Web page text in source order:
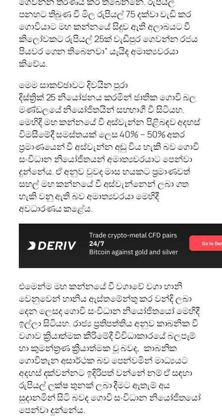
පනහට තිබුණ වී මිල රුපියල් 75 දක්වා වැඩි කර
ගොවියාට මහ කන්නයේ සිදුව ඇති අලාබයට වී
කිලෝවකට රුපියල් 25ක් වැඩිපුර ගෙවන්න රජය
පියවර ගෙන තිබෙනවා” යැයිද අමාත්‍යවරයා
කිවේය.
මෙම සාකච්ඡාවට දිවයින පුරා
දිස්ත්‍රික් 25 නියෝජනය කරමින් ජාතික ගොවි බල
මණ්ඩලයේ නියෝජිතයින් සහභාගී වී සිටියහ.
මෙහිදී මහ කන්නයේ වී අස්වැන්න පිළිබඳව අදහස්
විමසීමේදී සමස්තයක් ලෙස 40% – 50% අතර
ප්‍රමාණයෙන් වී අස්වැන්න අඩු විය හැකි බව ගොවි
සංවිධාන නියෝජිතයන් අමාත්‍යවරයාට පෙන්වා
දුන්නේය. ඒ අනුව වුවද මාස හයකට ප්‍රමාණවත්
සහල් මහ කන්නයේ වී අස්වැන්නෙන් ලබා ගත
හැකි වනු ඇති බව අමාත්‍යවරයා මෙහිදී
අවධාරණය කළේය.
එමෙන්ම මහ කන්නයේ වී වගාවේ වගා හානි
වෙනුවෙන් හානිය ඇස්තමේන්තු කර වන්දි ලබා
දෙන ලෙසද ගොවි සංවිධාන නියෝජිතයෝ මෙහිදී
ඉල්ලා සිටියහ. රාජ්‍ය ප්‍රතිපත්තිය අනුව කාබනික වී
වගාව ක්‍රියාත්මක කීරිමේදී විවිධාකාරයේ බලපෑම්
හා කුමන්ත්‍රණ ක්‍රියාත්මක වූ බවද, කාබනික
ගොවිතැන අසාර්ථක බව පෙන්වමින් මාධ්‍යයට
අදහස් දක්වන්නට ඉදිරිපත් වන්නේ නම් ඒ සඳහා
රුපියල් ලක්ෂ තුනක් ලබා දීමට ඇතැම් අය
සුදානමින් සිටි බවද ගොවි සංවිධාන නියෝජිතයෝ
පෙන්වා දුන්නේය.